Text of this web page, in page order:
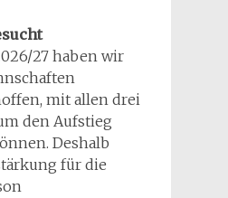
27 haben wir
mit allen drei
den Aufstieg
Deshalb
für die